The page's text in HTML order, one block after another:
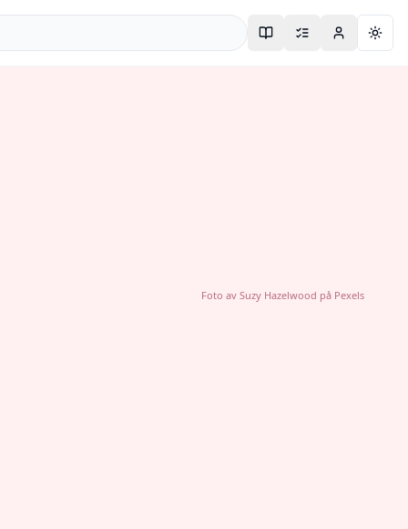
Foto av Suzy Hazelwood på Pexels